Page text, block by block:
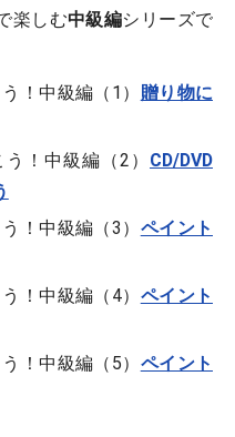
楽しむ中級編シリーズで
！中級編（1） 贈り物に
！中級編（2） CD/DVD
！中級編（3） ペイント
！中級編（4） ペイント
！中級編（5） ペイント